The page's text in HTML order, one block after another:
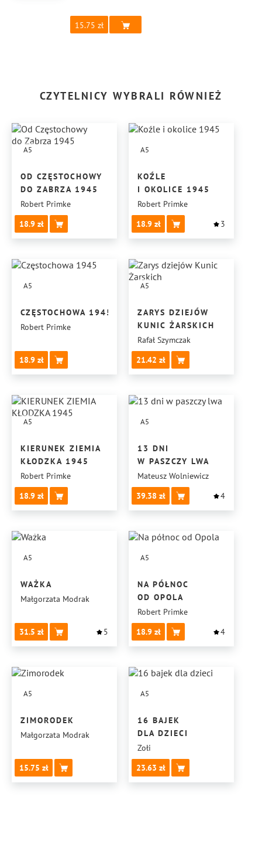
15.75
CZYTELNICY WYBRALI RÓWNIEŻ
A5
OD CZĘSTOCHOWY
DO ZABRZA 1945
Robert Primke
18.9
A5
KOŹLE
I OKOLICE 1945
Robert Primke
18.9
3
A5
CZĘSTOCHOWA 1945
Robert Primke
18.9
A5
ZARYS DZIEJÓW
KUNIC ŻARSKICH
Rafał Szymczak
21.42
A5
KIERUNEK ZIEMIA
KŁODZKA 1945
Robert Primke
18.9
A5
13 DNI
W PASZCZY LWA
Mateusz Wolniewicz
39.38
4
A5
WAŻKA
Małgorzata Modrak
31.5 5
A5
NA PÓŁNOC
OD OPOLA
Robert Primke
18.9
4
A5
ZIMORODEK
Małgorzata Modrak
15.75
A5
16 BAJEK
DLA DZIECI
Zołi
23.63